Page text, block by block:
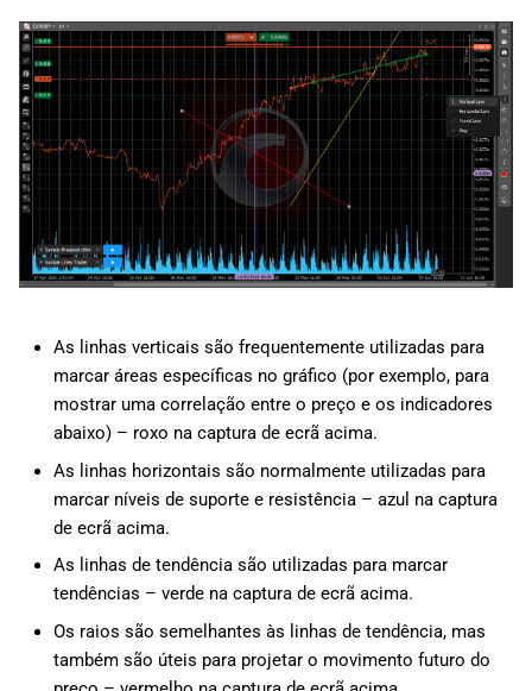
As linhas verticais são frequentemente utilizadas para
marcar áreas específicas no gráfico (por exemplo, para
mostrar uma correlação entre o preço e os indicadores
abaixo) – roxo na captura de ecrã acima.
As linhas horizontais são normalmente utilizadas para
marcar níveis de suporte e resistência – azul na captura
de ecrã acima.
As linhas de tendência são utilizadas para marcar
tendências – verde na captura de ecrã acima.
Os raios são semelhantes às linhas de tendência, mas
também são úteis para projetar o movimento futuro do